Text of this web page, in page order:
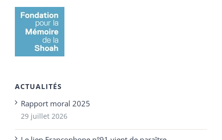
ACTUALITÉS
Rapport moral 2025
29 juillet 2026